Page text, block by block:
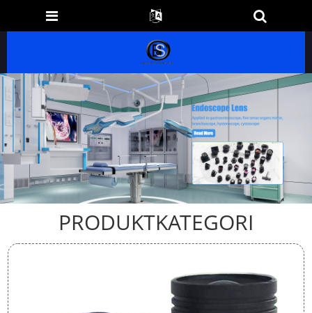
PRODUKTKATEGORI